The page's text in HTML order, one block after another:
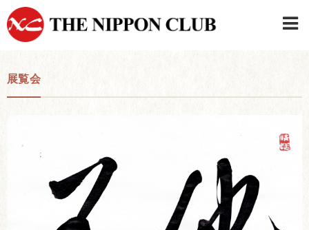
展覧会
日本クラブメンバーログイン
連絡先・駐車場